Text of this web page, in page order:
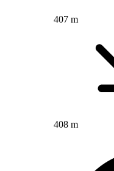
407 m
408 m